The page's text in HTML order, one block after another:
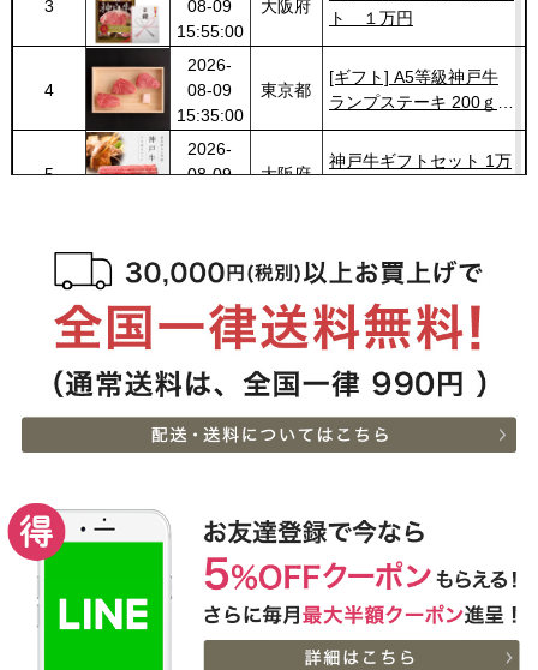
4
08-09
15:35:00
東京都
ランプステーキ 200ｇ
~1kg
5
2026-
08-09
14:05:00
大阪府
神戸牛ギフトセット 1万
円 すきやき（肩ロース・
特選もも）450g
6
2026-
08-09
兵庫県
[家庭用] A5等級神戸牛
08-09
10:06:00
兵庫県
ランプステーキ 200ｇ〜
2026-
08-08
19:30:00
神奈川
県
神戸牛カタログギフト
８千円
2026-
08-08
18:37:00
大阪府
神戸牛目録 選べるセッ
ト １万円
10
18:03:00
すき焼き懐石◆すき焼き
2026-
08-08
17:30:00
神奈川
県
[家庭用] A5等級神戸牛
ランプステーキ 200ｇ〜
神奈川 [家庭用] A5等級神戸牛